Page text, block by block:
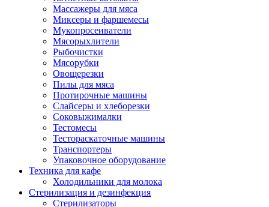
Массажеры для мяса
Миксеры и фаршемесы
Мукопросеиватели
Мясорыхлители
Рыбочистки
Мясорубки
Овощерезки
Пилы для мяса
Протирочные машины
Слайсеры и хлеборезки
Соковыжималки
Тестомесы
Тестораскаточные машины
Транспортеры
Упаковочное оборудование
Техника для кафе
Холодильники для молока
Стерилизация и дезинфекция
Стерилизаторы